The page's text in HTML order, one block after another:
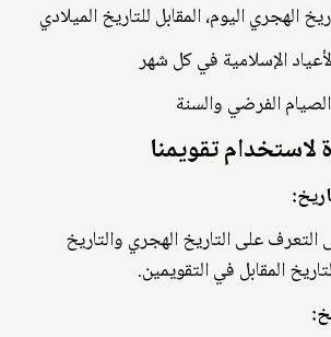
الهجري اليوم، المقابل للتاريخ الميلادي
الإسلامية في كل شهر
الفرضي والسنة
تقويمنا
على التاريخ الهجري والتاريخ
المقابل في التقويمين.